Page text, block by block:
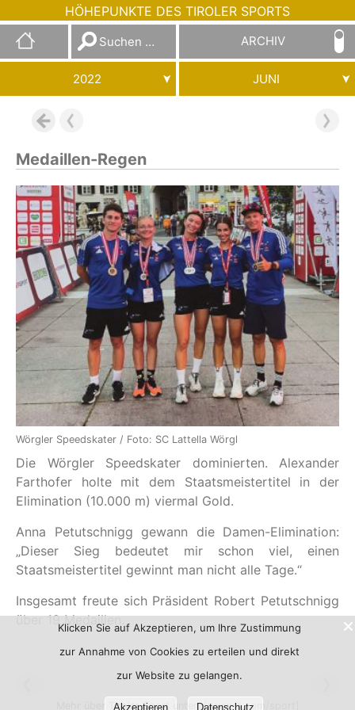
HÖHEPUNKTE DES TIROLER SPORTS
Suchen
nach:
ARCHIV
2022 JUNI
Medaillen-Regen
Wörgler Speedskater / Foto: SC Lattella Wörgl
Die Wörgler Speedskater dominierten. Alexander
Farthofer holte mit dem Staatsmeistertitel in der
Elimination (10.000 m) viermal Gold.
Anna Petutschnigg gewann die Damen-Elimination:
„Dieser Sieg bedeutet mir schon viel, einen
Staatsmeistertitel gewinnt man nicht alle Tage.“
Insgesamt freute sich Präsident Robert Petutschnigg
über 19 Medaillen.
Mehr über Tiroler Sport unter:[www.tt.com/sport]
Klicken Sie auf Akzeptieren, um Ihre Zustimmung
zur Annahme von Cookies zu erteilen und direkt
zur Website zu gelangen.
Akzeptieren Datenschutz